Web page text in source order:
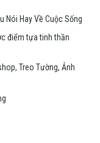
Nói Hay Về Cuộc Sống
điểm tựa tinh thần
Treo Tường, Ảnh